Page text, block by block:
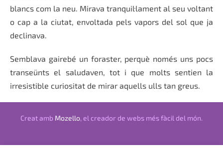
blancs com la neu. Mirava tranquil·lament al seu voltant
o cap a la ciutat, envoltada pels vapors del sol que ja
declinava.
Semblava gairebé un foraster, perquè només uns pocs
transeünts el saludaven, tot i que molts sentien la
irresistible curiositat de mirar aquells ulls tan greus.
Creat amb Mozello, el creador de webs més fàcil del món.